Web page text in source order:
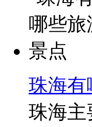
珠海有
珠海主